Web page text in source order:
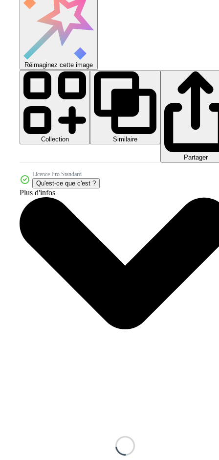
Réimaginez cette image
Collection Similaire
Partager
Licence Pro Standard
Qu'est-ce que c'est ?
Plus d'infos